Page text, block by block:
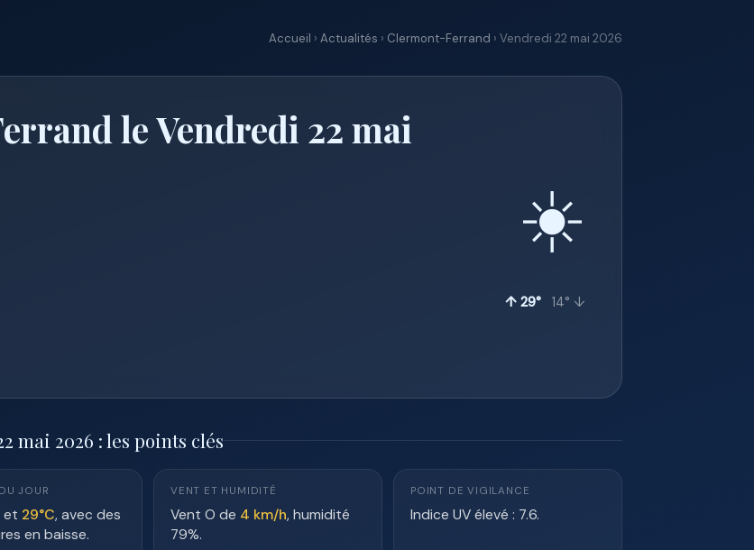
Accueil › Actualités › Clermont-Ferrand › Vendredi 22 mai 2026
le Vendredi 22 mai
☀️
↑ 29° 14° ↓
mai 2026 : les points clés
JOUR
et 29°C, avec des
en baisse.
VENT ET HUMIDITÉ
Vent O de 4 km/h, humidité
79%.
POINT DE VIGILANCE
Indice UV élevé : 7.6.